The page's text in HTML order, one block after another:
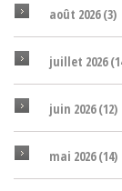
août 2026(3)
juillet 2026
juin 2026(12)
mai 2026(14)